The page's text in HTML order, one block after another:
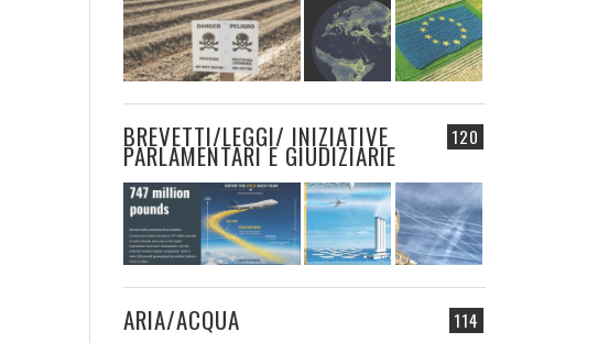
120
BREVETTI/LEGGI/ INIZIATIVE
PARLAMENTARI E GIUDIZIARIE
114
ARIA/ACQUA